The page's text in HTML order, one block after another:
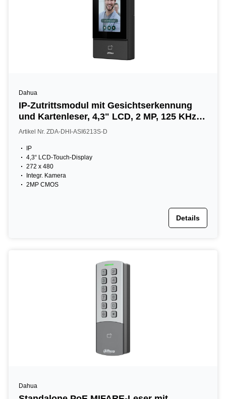
Dahua
IP-Zutrittsmodul mit Gesichtserkennung
und Kartenleser, 4,3" LCD, 2 MP, 125 KHz,
IP65, schwarz
Artikel Nr. ZDA-DHI-ASI6213S-D
IP
4,3“ LCD-Touch-Display
272 x 480
Integr. Kamera
2MP CMOS
Details
Dahua